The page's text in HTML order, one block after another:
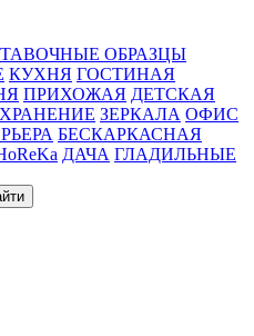
ОБРАЗЦЫ
КУХНЯ ГОСТИНАЯ
ПРИХОЖАЯ ДЕТСКАЯ
ЗЕРКАЛА ОФИС
БЕСКАРКАСНАЯ
ДАЧА ГЛАДИЛЬНЫЕ